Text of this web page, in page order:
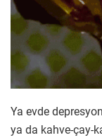
Ya evde
ya da kahve-çay-